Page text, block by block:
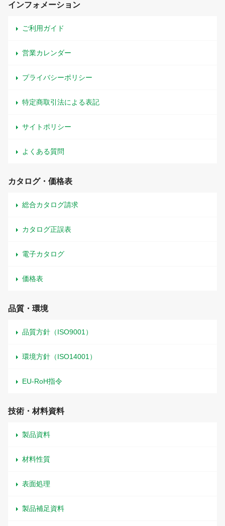
インフォメーション
ご利用ガイド
営業カレンダー
プライバシーポリシー
特定商取引法による表記
サイトポリシー
よくある質問
カタログ・価格表
総合カタログ請求
カタログ正誤表
電子カタログ
価格表
品質・環境
品質方針（ISO9001）
環境方針（ISO14001）
EU-RoH指令
技術・材料資料
製品資料
材料性質
表面処理
製品補足資料